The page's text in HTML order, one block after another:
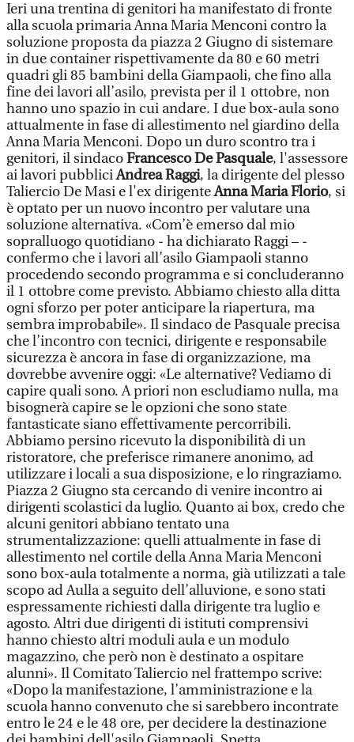
Ieri una trentina di genitori ha manifestato di fronte
alla scuola primaria Anna Maria Menconi contro la
soluzione proposta da piazza 2 Giugno di sistemare
in due container rispettivamente da 80 e 60 metri
quadri gli 85 bambini della Giampaoli, che fino alla
fine dei lavori all’asilo, prevista per il 1 ottobre, non
hanno uno spazio in cui andare. I due box-aula sono
attualmente in fase di allestimento nel giardino della
Anna Maria Menconi. Dopo un duro scontro tra i
genitori, il sindacoFrancesco De Pasquale, l'assessore
ai lavori pubbliciAndrea Raggi, la dirigente del plesso
Taliercio De Masi e l'ex dirigenteAnna Maria Florio, si
è optato per un nuovo incontro per valutare una
soluzione alternativa. «Com’è emerso dal mio
sopralluogo quotidiano - ha dichiarato Raggi – -
confermo che i lavori all’asilo Giampaoli stanno
procedendo secondo programma e si concluderanno
il 1 ottobre come previsto. Abbiamo chiesto alla ditta
ogni sforzo per poter anticipare la riapertura, ma
sembra improbabile». Il sindaco de Pasquale precisa
che l’incontro con tecnici, dirigente e responsabile
sicurezza è ancora in fase di organizzazione, ma
dovrebbe avvenire oggi: «Le alternative? Vediamo di
capire quali sono. A priori non escludiamo nulla, ma
bisognerà capire se le opzioni che sono state
fantasticate siano effettivamente percorribili.
Abbiamo persino ricevuto la disponibilità di un
ristoratore, che preferisce rimanere anonimo, ad
utilizzare i locali a sua disposizione, e lo ringraziamo.
Piazza 2 Giugno sta cercando di venire incontro ai
dirigenti scolastici da luglio. Quanto ai box, credo che
alcuni genitori abbiano tentato una
strumentalizzazione: quelli attualmente in fase di
allestimento nel cortile della Anna Maria Menconi
sono box-aula totalmente a norma, già utilizzati a tale
scopo ad Aulla a seguito dell’alluvione, e sono stati
espressamente richiesti dalla dirigente tra luglio e
agosto. Altri due dirigenti di istituti comprensivi
hanno chiesto altri moduli aula e un modulo
magazzino, che però non è destinato a ospitare
alunni». Il Comitato Taliercio nel frattempo scrive:
«Dopo la manifestazione, l’amministrazione e la
scuola hanno convenuto che si sarebbero incontrate
entro le 24 e le 48 ore, per decidere la destinazione